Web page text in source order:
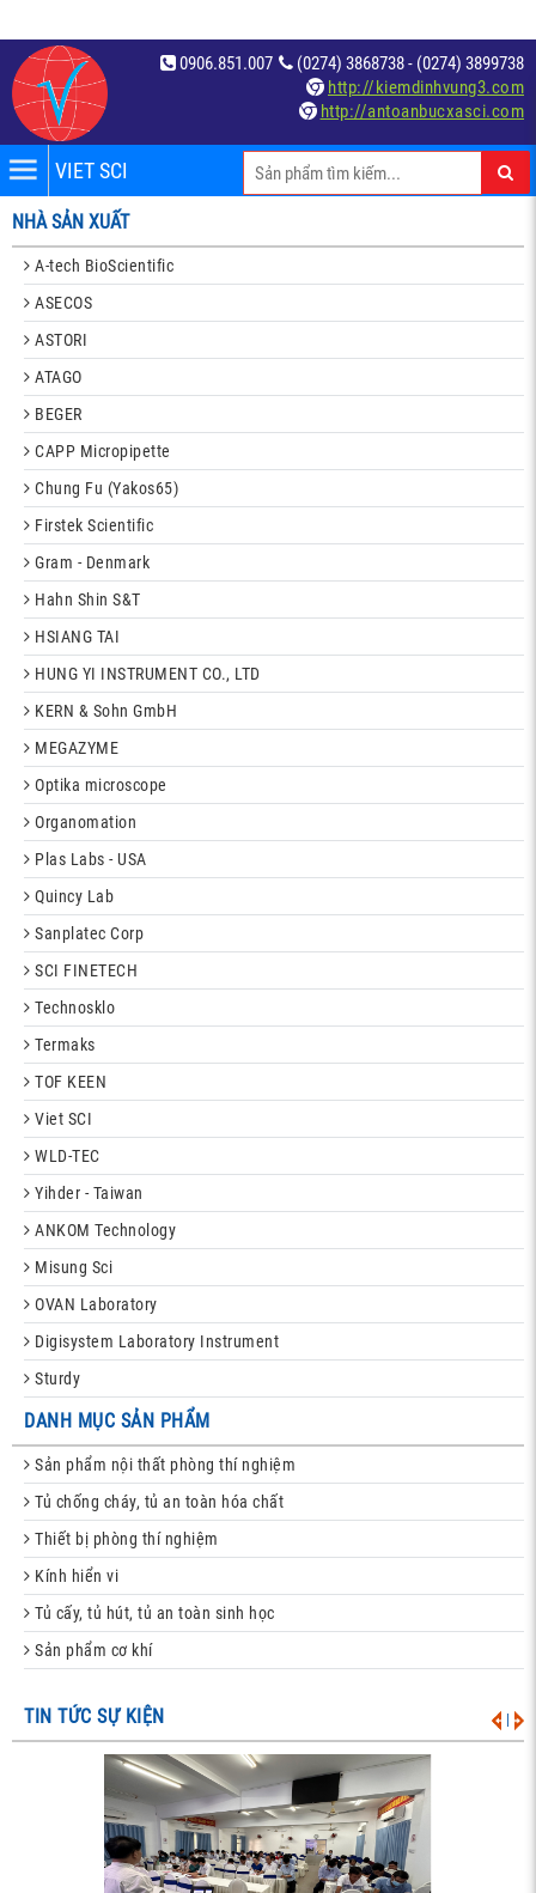
(0274) 3868738 - (0274) 3899738
0906.851.007
http://kiemdinhvung3.com
http://antoanbucxasci.com
VIET SCI
NHÀ SẢN XUẤT
A-tech BioScientific
ASECOS
ASTORI
ATAGO
BEGER
CAPP Micropipette
Chung Fu (Yakos65)
Firstek Scientific
Gram - Denmark
Hahn Shin S&T
HSIANG TAI
HUNG YI INSTRUMENT CO., LTD
KERN & Sohn GmbH
MEGAZYME
Optika microscope
Organomation
Plas Labs - USA
Quincy Lab
Sanplatec Corp
SCI FINETECH
Technosklo
Termaks
TOF KEEN
Viet SCI
WLD-TEC
Yihder - Taiwan
ANKOM Technology
Misung Sci
OVAN Laboratory
Digisystem Laboratory Instrument
Sturdy
DANH MỤC SẢN PHẨM
Sản phẩm nội thất phòng thí nghiệm
Tủ chống cháy, tủ an toàn hóa chất
Thiết bị phòng thí nghiệm
Kính hiển vi
Tủ cấy, tủ hút, tủ an toàn sinh học
Sản phẩm cơ khí
TIN TỨC SỰ KIỆN